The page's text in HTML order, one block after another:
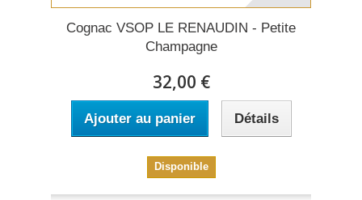
Cognac VSOP LE RENAUDIN - Petite
Champagne
32,00 €
Ajouter au panier Détails
Disponible